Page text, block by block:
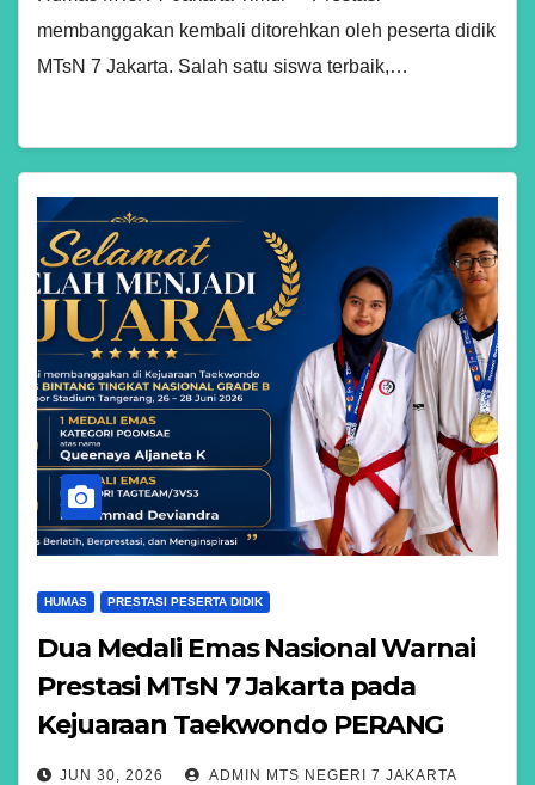
membanggakan kembali ditorehkan oleh peserta didik
MTsN 7 Jakarta. Salah satu siswa terbaik,…
HUMAS PRESTASI PESERTA DIDIK
Dua Medali Emas Nasional Warnai
Prestasi MTsN 7 Jakarta pada
Kejuaraan Taekwondo PERANG
BINTANG Grade B
JUN 30, 2026 ADMIN MTS NEGERI 7 JAKARTA